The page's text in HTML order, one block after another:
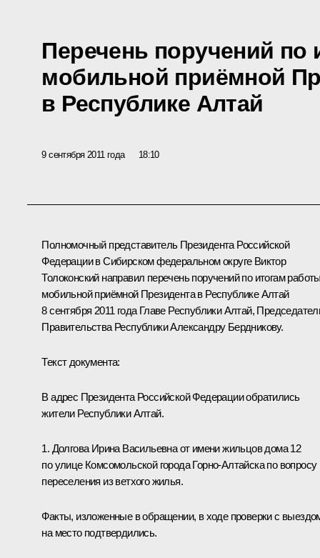
Перечень поручений по
мобильной приёмной
в Республике Алтай
9 сентября 2011 года 18:10
Полномочный представитель Президента Российской
Федерации в Сибирском федеральном округе Виктор
Толоконскийнаправил перечень поручений по итогам
мобильной приёмной Президента в Республике Алтай
8 сентября 2011 года Главе Республики Алтай,
Правительства Республики Александру Бердникову.
Текст документа:
В адрес Президента Российской Федерации обратились
жители Республики Алтай.
1. Долгова Ирина Васильевна от имени жильцов дома 12
по улице Комсомольской города Горно-Алтайска по вопросу
переселения из ветхого жилья.
Факты, изложенные в обращении, в ходе проверки с
на место подтвердились.